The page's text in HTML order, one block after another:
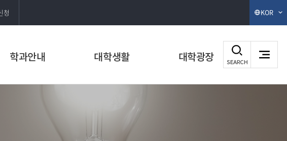
청 KOR
학과안내 대학생활 대학광장